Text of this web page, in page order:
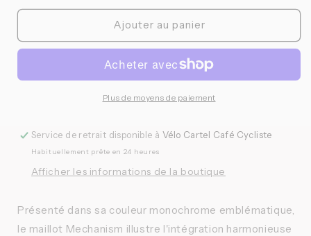
quantité
Pas
-
quantité
Pas
Studios
-
Maillot
Ajouter au panier
Plus de moyens de paiement
Service de retrait disponible à Vélo Cartel Café Cycliste
Habituellement prête en 24 heures
Afficher les informations de la boutique
Présenté dans sa couleur monochrome emblématique,
le maillot Mechanism illustre l'intégration harmonieuse